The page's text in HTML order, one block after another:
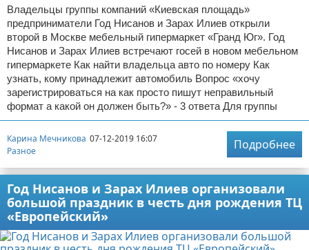
Владельцы группы компаний «Киевская площадь»
предприниматели Год Нисанов и Зарах Илиев открыли
второй в Москве мебельный гипермаркет «Гранд Юг». Год
Нисанов и Зарах Илиев встречают госей в новом мебельном
гипермаркете Как найти владельца авто по номеру Как
узнать, кому принадлежит автомобиль Вопрос «хочу
зарегистрироваться на как просто пишут неправильный
формат а какой он должен быть?» - 3 ответа Для группы
Карина Мечникова 07-12-2019 16:07
Разное
Подробнее
Год Нисанов и Зарах Илиев организовали
большой праздник в честь дня рождения ТЦ
«Европейский»